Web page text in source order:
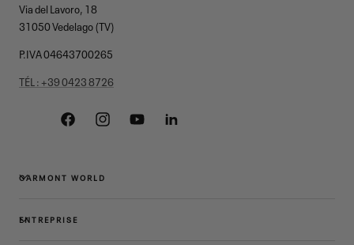
Via del Lavoro, 18
31050 Vedelago (TV)
P.IVA 04643700265
TÉL : +39 0423 8726
FacebookInstagramYouTubeLinkedin
GARMONT WORLD
ENTREPRISE